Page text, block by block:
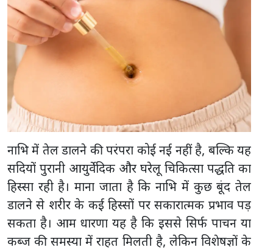
नाभि में तेल डालने की परंपरा कोई नई नहीं है, बल्कि यह
सदियों पुरानी आयुर्वेदिक और घरेलू चिकित्सा पद्धति का
हिस्सा रही है। माना जाता है कि नाभि में कुछ बूंद तेल
डालने से शरीर के कई हिस्सों पर सकारात्मक प्रभाव पड़
सकता है। आम धारणा यह है कि इससे सिर्फ पाचन या
कब्ज की समस्या में राहत मिलती है, लेकिन विशेषज्ञों के